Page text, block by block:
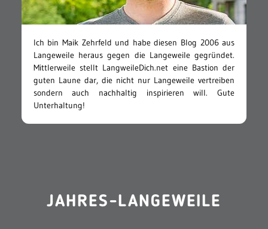
Ich bin Maik Zehrfeld und habe diesen Blog 2006 aus
Langeweile heraus gegen die Langeweile gegründet.
Mittlerweile stellt LangweileDich.net eine Bastion der
guten Laune dar, die nicht nur Langeweile vertreiben
sondern auch nachhaltig inspirieren will. Gute
Unterhaltung!
JAHRES-LANGEWEILE